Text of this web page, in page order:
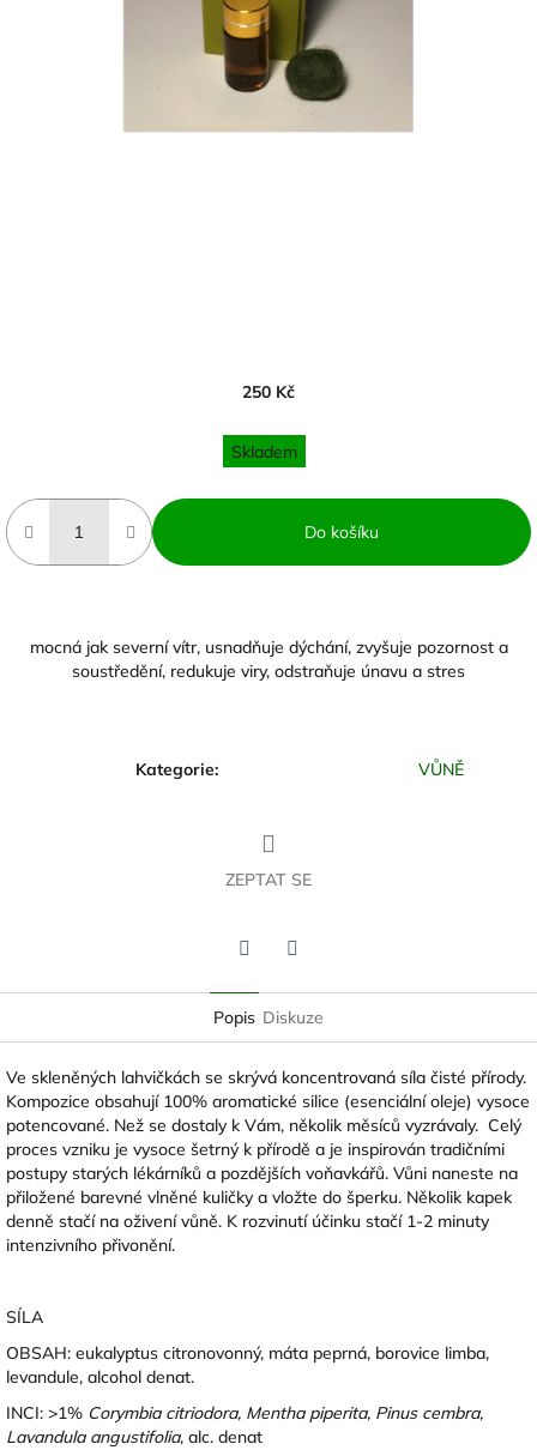
250 Kč
cena:
Skladem
Do košíku
mocná jak severní vítr, usnadňuje dýchání, zvyšuje pozornost a
soustředění, redukuje viry, odstraňuje únavu a stres
Kategorie: VŮNĚ
ZEPTAT SE
Popis Diskuze
Ve skleněných lahvičkách se skrývá koncentrovaná síla čisté přírody.
Kompozice obsahují 100% aromatické silice (esenciální oleje) vysoce
potencované. Než se dostaly k Vám, několik měsíců vyzrávaly. Celý
proces vzniku je vysoce šetrný k přírodě a je inspirován tradičními
postupy starých lékárníků a pozdějších voňavkářů. Vůni naneste na
přiložené barevné vlněné kuličky a vložte do šperku. Několik kapek
denně stačí na oživení vůně. K rozvinutí účinku stačí 1-2 minuty
intenzivního přivonění.
SÍLA
OBSAH: eukalyptus citronovonný, máta peprná, borovice limba,
levandule, alcohol denat.
INCI: >1% Corymbia citriodora, Mentha piperita, Pinus cembra,
Lavandula angustifolia, alc. denat